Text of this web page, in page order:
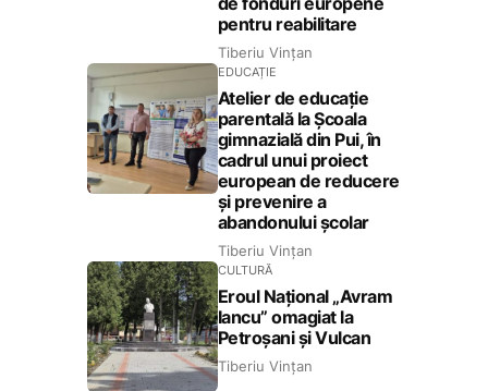
pentru reabilitare
Tiberiu Vințan
EDUCAȚIE
Atelier de educație
parentală la Școala
gimnazială din Pui, în
cadrul unui proiect
european de reducere
și prevenire a
abandonului școlar
Tiberiu Vințan
CULTURĂ
Eroul Național „Avram
Iancu” omagiat la
Petroșani și Vulcan
Tiberiu Vințan